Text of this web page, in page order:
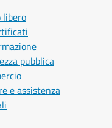
libero
pubblica
e assistenza